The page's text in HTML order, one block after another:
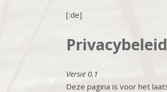
[:de]
Privacybeleid
Versie 0.1
Deze pagina is voor het